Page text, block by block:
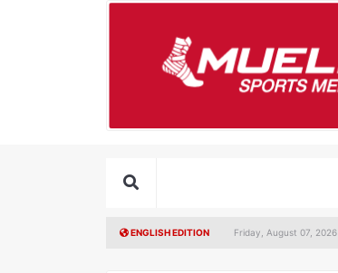
ENGLISH EDITION Friday, August 07, 2026